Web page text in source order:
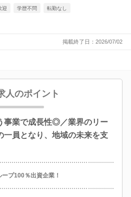
迎 学歴不問 転勤なし
掲載終了日：2026/07/02
人のポイント
事業で成長性◎／業界のリー
一員となり、地域の未来を支
プ100％出資企業！